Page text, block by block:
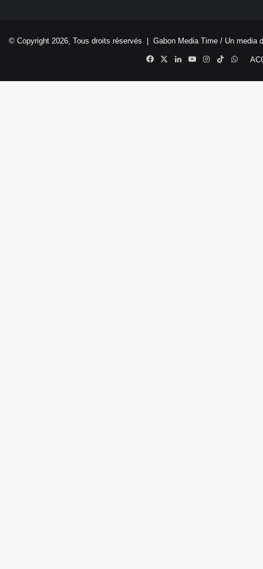
© Copyright 2026, Tous droits réservés | Gabon Media Time / Un media
Facebook
X LinkedinYouTubeInstagram
TikTok